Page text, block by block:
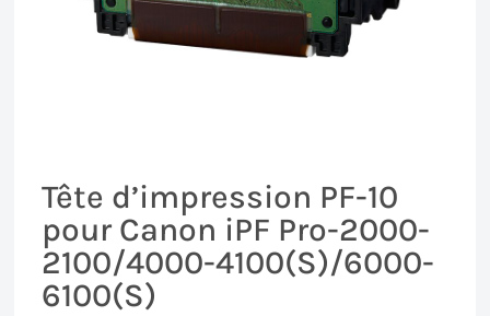
Tête d’impression PF-10
pour Canon iPF Pro-2000-
2100/4000-4100(S)/6000-
6100(S)